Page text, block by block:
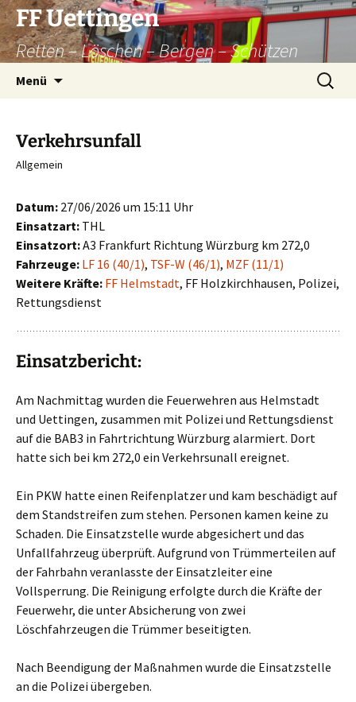
Zum
Inhalt
springen
FF Uettingen
Retten – Löschen – Bergen – Schützen
Menü
Suchen
nach:
Verkehrsunfall
Allgemein
Datum: 27/06/2026 um 15:11 Uhr
Einsatzart: THL
Einsatzort:A3 Frankfurt Richtung Würzburg km 272,0
Fahrzeuge: LF 16 (40/1), TSF-W (46/1), MZF (11/1)
Weitere Kräfte: FF Helmstadt, FF Holzkirchhausen, Polizei,
Rettungsdienst
Einsatzbericht:
Am Nachmittag wurden die Feuerwehren aus Helmstadt
und Uettingen, zusammen mit Polizei und Rettungsdienst
auf die BAB3 in Fahrtrichtung Würzburg alarmiert. Dort
hatte sich bei km 272,0 ein Verkehrsunall ereignet.
Ein PKW hatte einen Reifenplatzer und kam beschädigt auf
dem Standstreifen zum stehen. Personen kamen keine zu
Schaden. Die Einsatzstelle wurde abgesichert und das
Unfallfahrzeug überprüft. Aufgrund von Trümmerteilen auf
der Fahrbahn veranlasste der Einsatzleiter eine
Vollsperrung. Die Reinigung erfolgte durch die Kräfte der
Feuerwehr, die unter Absicherung von zwei
Löschfahrzeugen die Trümmer beseitigten.
Nach Beendigung der Maßnahmen wurde die Einsatzstelle
an die Polizei übergeben.